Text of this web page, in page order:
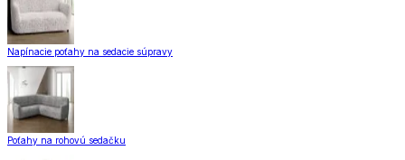
Napínacie poťahy na sedacie súpravy
Poťahy na rohovú sedačku